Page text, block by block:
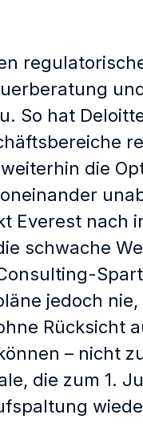
So hat
die
Everest nach
schwache
jedoch nie,
Rücksicht
– nicht
die zum 1.